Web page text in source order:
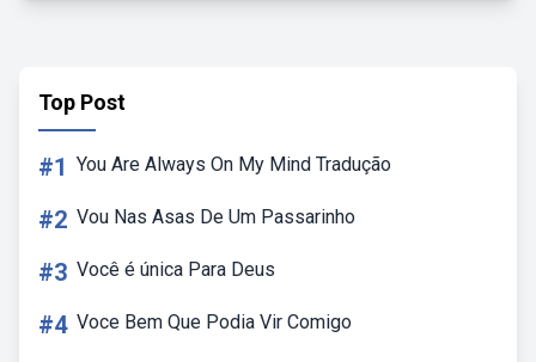
Top Post
#1 You Are Always On My Mind Tradução
#2 Vou Nas Asas De Um Passarinho
#3 Você é única Para Deus
#4 Voce Bem Que Podia Vir Comigo